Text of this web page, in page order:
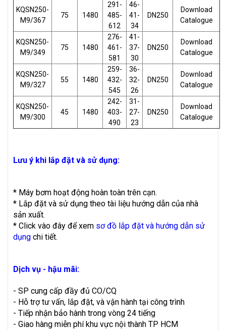
KQSN250-
M9/367
75 1480
291-
485-
612
46-
41-
34
DN250
Download
Catalogue
KQSN250-
M9/349
75 1480
276-
461-
581
41-
37-
30
DN250
Download
Catalogue
KQSN250-
M9/327
55 1480
259-
432-
545
36-
32-
26
DN250
Download
Catalogue
KQSN250-
M9/300
45 1480
242-
403-
490
31-
27-
23
DN250
Download
Catalogue
Lưu ý khi lắp đặt và sử dụng:
* Máy bơm hoạt động hoàn toàn trên cạn.
* Lắp đặt và sử dụng theo tài liệu hướng dẫn của nhà
sản xuất.
* Click vào đây để xem sơ đồ lắp đặt và hướng dẫn sử
dụng chi tiết.
Dịch vụ - hậu mãi:
- SP cung cấp đầy đủ CO/CQ
- Hỗ trợ tư vấn, lắp đặt, và vận hành tại công trình
- Tiếp nhận bảo hành trong vòng 24 tiếng
- Giao hàng miễn phí khu vực nội thành TP HCM